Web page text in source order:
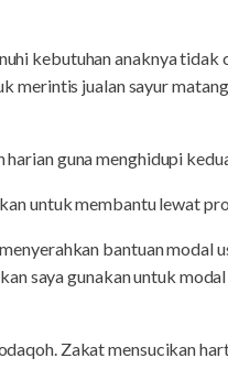
kebutuhan anaknya tidak
merintis jualan sayur
guna menghidupi
untuk membantu lewat
bantuan modal
saya gunakan untuk
Zakat mensucikan